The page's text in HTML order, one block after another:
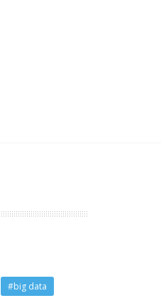
#big data